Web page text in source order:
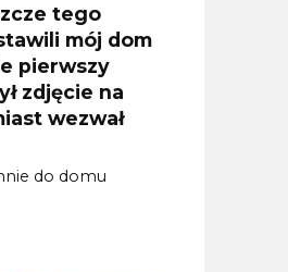
tego
mój dom
pierwszy
zdjęcie na
wezwał
do domu